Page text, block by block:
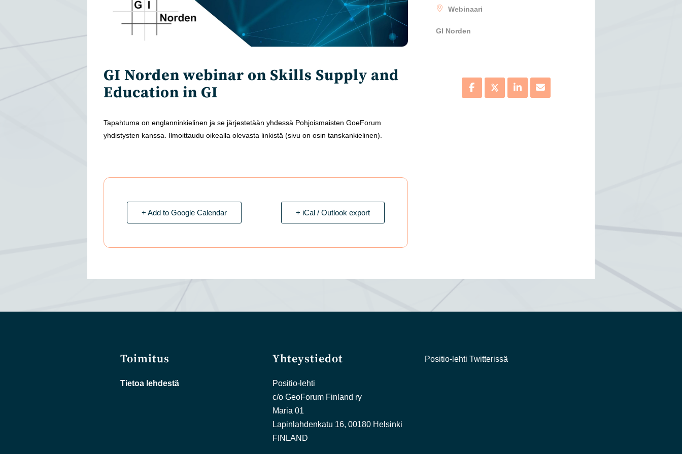
GI Norden webinar on Skills Supply and
Education in GI
Tapahtuma on englanninkielinen ja se järjestetään yhdessä Pohjoismaisten GoeForum
yhdistysten kanssa. Ilmoittaudu oikealla olevasta linkistä (sivu on osin tanskankielinen).
+ Add to Google Calendar + iCal / Outlook export
Webinaari
GI Norden
Toimitus
Tietoa lehdestä
Yhteystiedot
Positio-lehti
c/o GeoForum Finland ry
Maria 01
Lapinlahdenkatu 16, 00180 Helsinki
FINLAND
Positio-lehti Twitterissä